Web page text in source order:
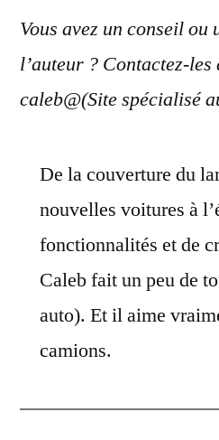
Vous avez un conseil ou
l’auteur ? Contactez-
caleb@(Site spécialisé
De la couverture du
nouvelles voitures à
fonctionnalités et de
Caleb fait un peu de
auto). Et il aime
camions.